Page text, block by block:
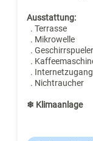
Ausstattung:
. Terrasse
. Mikrowelle
. Geschirrspueler
.
. Internetzugang
. Nichtraucher
❄ Klimaanlage